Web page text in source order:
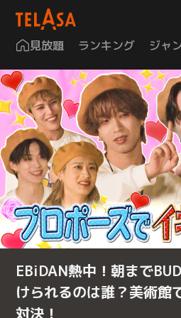
見放題 ランキング ジャ
EBiDAN熱中！朝まで
けられるのは誰？美術館
対決！